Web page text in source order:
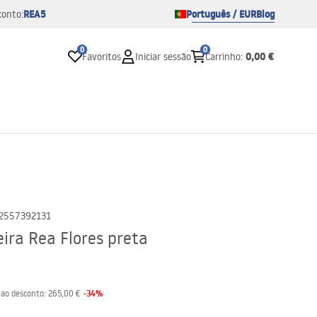
REA5 Português / EURBlog
0
Favoritos Iniciar sessão
0
Carrinho: 0,00 €
Rea Flores preta
desconto: 265,00 € -34%